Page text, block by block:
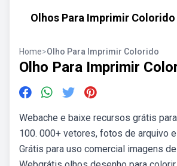
Olhos Para Imprimir Colorido
Home>Olho Para Imprimir Colorido
Olho Para Imprimir
Webache e baixe recursos grátis
100. 000+ vetores, fotos de arquivo
Grátis para uso comercial imagens